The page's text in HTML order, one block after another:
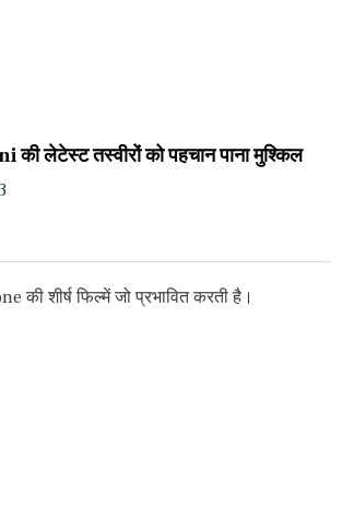
लेटेस्ट तस्वीरों को पहचान पाना मुश्किल